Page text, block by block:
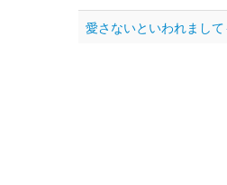
愛さないといわれまし